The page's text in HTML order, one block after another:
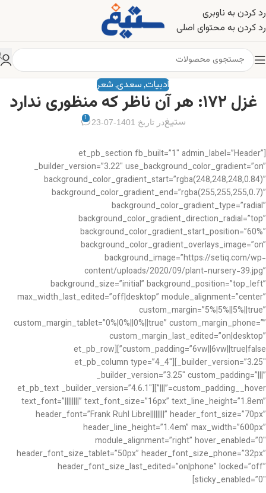
رد کردن به ناوبری
رد کردن به محتوای اصلی
ادبیات, سعدی, شعر
غزل ۱۷۲: هر آن ناظر که منظوری ندارد
ستیغدر تاریخ 1401-07-23 1
[et_pb_section fb_built=”1″ admin_label=”Header”
_builder_version=”3.22″ use_background_color_gradient=”on”
background_color_gradient_start=”rgba(248,248,248,0.84)”
background_color_gradient_end=”rgba(255,255,255,0.7)”
background_color_gradient_type=”radial”
background_color_gradient_direction_radial=”top”
background_color_gradient_start_position=”60%”
background_color_gradient_overlays_image=”on”
background_image=”https://setiq.com/wp-
content/uploads/2020/09/plant-nursery-39.jpg”
background_size=”initial” background_position=”top_left”
max_width_last_edited=”off|desktop” module_alignment=”center”
custom_margin=”5%|5%||5%||true”
custom_margin_tablet=”0%|0%||0%||true” custom_margin_phone=””
custom_margin_last_edited=”on|desktop”
custom_padding=”6vw||6vw||true|false”][et_pb_row
_builder_version=”3.25″][et_pb_column type=”4_4″
_builder_version=”3.25″ custom_padding=”|||”
custom_padding__hover=”|||”][et_pb_text _builder_version=”4.6.1″
text_font=”||||||||” text_font_size=”16px” text_line_height=”1.8em”
header_font=”Frank Ruhl Libre||||||||” header_font_size=”70px”
header_line_height=”1.4em” max_width=”600px”
module_alignment=”right” hover_enabled=”0″
header_font_size_tablet=”50px” header_font_size_phone=”32px”
header_font_size_last_edited=”on|phone” locked=”off”
sticky_enabled=”0″]